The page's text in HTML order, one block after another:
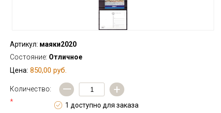
Артикул: маяки2020
Состояние: Отличное
Цена: 850,00 руб.
Количество:
*
— +
1 доступно для заказа